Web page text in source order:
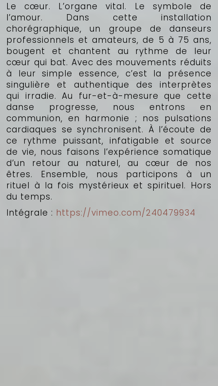
Le cœur. L’organe vital. Le symbole de
l’amour. Dans cette installation
chorégraphique, un groupe de danseurs
professionnels et amateurs, de 5 à 75 ans,
bougent et chantent au rythme de leur
cœur qui bat. Avec des mouvements réduits
à leur simple essence, c’est la présence
singulière et authentique des interprètes
qui irradie. Au fur-et-à-mesure que cette
danse progresse, nous entrons en
communion, en harmonie ; nos pulsations
cardiaques se synchronisent. À l’écoute de
ce rythme puissant, infatigable et source
de vie, nous faisons l’expérience somatique
d’un retour au naturel, au cœur de nos
êtres. Ensemble, nous participons à un
rituel à la fois mystérieux et spirituel. Hors
du temps.
Intégrale : https://vimeo.com/240479934